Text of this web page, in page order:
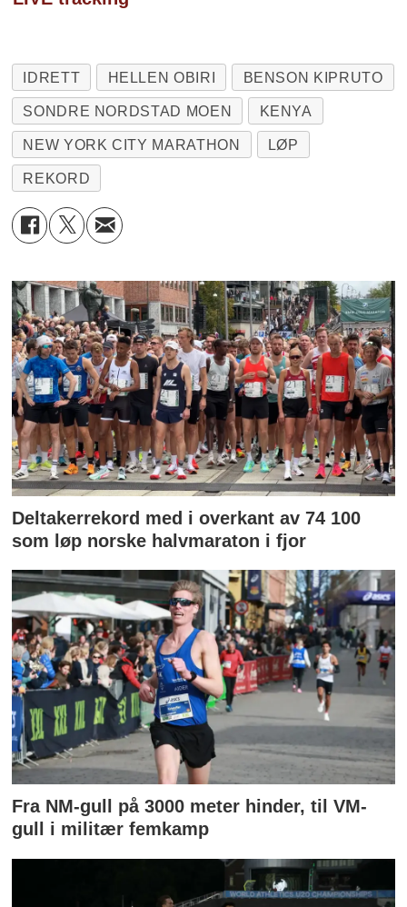
IDRETT HELLEN OBIRI BENSON KIPRUTO
SONDRE NORDSTAD MOEN KENYA
NEW YORK CITY MARATHON LØP
REKORD
Deltakerrekord med i overkant av 74 100
som løp norske halvmaraton i fjor
Fra NM-gull på 3000 meter hinder, til VM-
gull i militær femkamp